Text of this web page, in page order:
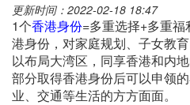
更新时间：2022-02-18 18:47
1个香港身份=多重选择+多重
港身份，对家庭规划、子女教
以布局大湾区，同享香港和内
部分取得香港身份后可以申领
业、交通等生活的方方面面。